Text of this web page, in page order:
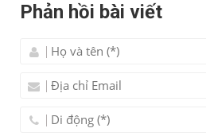
Phản hồi bài viết